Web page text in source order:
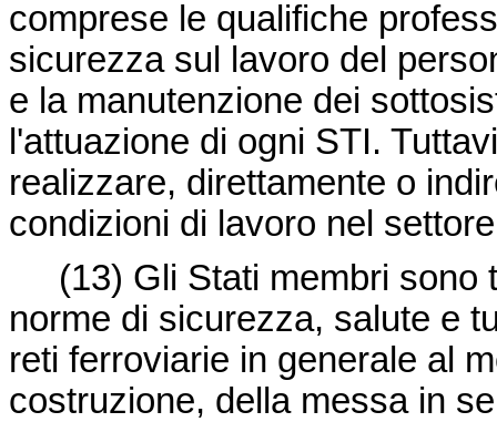
comprese le qualifiche
sicurezza sul lavoro del
e la manutenzione dei
l'attuazione di ogni STI.
realizzare, direttamente o
condizioni di lavoro nel
(13) Gli Stati membri sono
norme di sicurezza, salute e
reti ferroviarie in generale al
costruzione, della messa in